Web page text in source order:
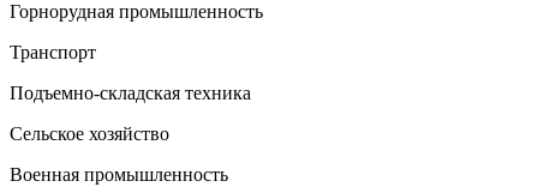
Горнорудная промышленность
Транспорт
Подъемно-складская техника
Сельское хозяйство
Военная промышленность